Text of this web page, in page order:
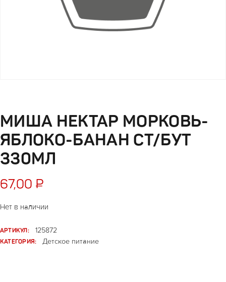
МИША НЕКТАР МОРКОВЬ-
ЯБЛОКО-БАНАН СТ/БУТ
330МЛ
67,00 ₽
Нет в наличии
АРТИКУЛ:
125872
КАТЕГОРИЯ:
Детское питание